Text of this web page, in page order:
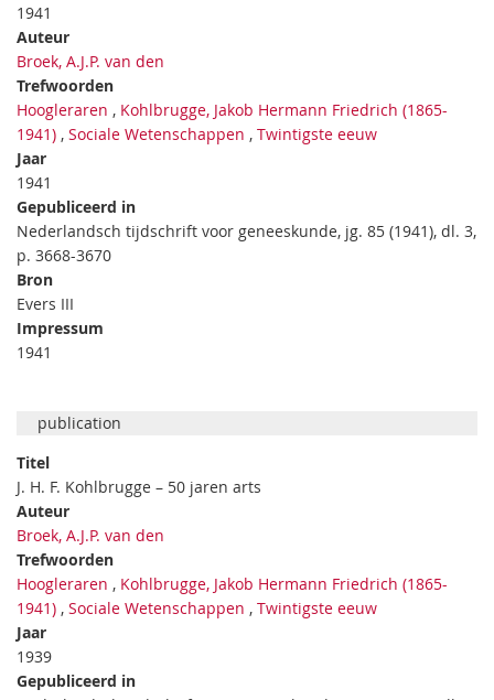
1941
Auteur
Broek, A.J.P. van den
Trefwoorden
Hoogleraren , Kohlbrugge, Jakob Hermann Friedrich (1865-
1941) , Sociale Wetenschappen , Twintigste eeuw
Jaar
1941
Gepubliceerd in
Nederlandsch tijdschrift voor geneeskunde, jg. 85 (1941), dl. 3,
p. 3668-3670
Bron
Evers III
Impressum
1941
publication
Titel
J. H. F. Kohlbrugge – 50 jaren arts
Auteur
Broek, A.J.P. van den
Trefwoorden
Hoogleraren , Kohlbrugge, Jakob Hermann Friedrich (1865-
1941) , Sociale Wetenschappen , Twintigste eeuw
Jaar
1939
Gepubliceerd in